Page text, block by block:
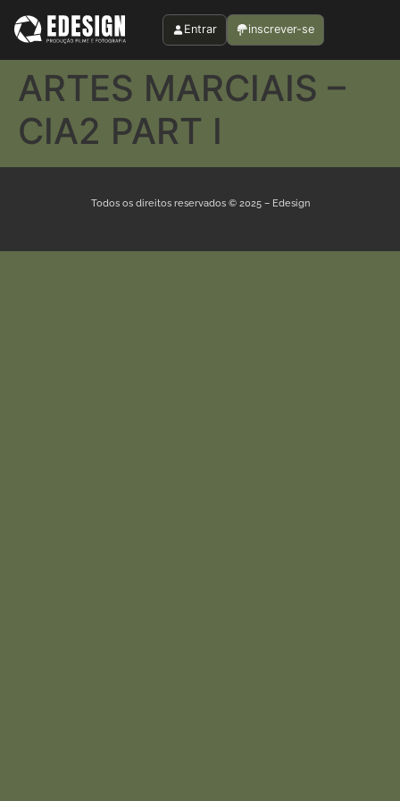
Entrar inscrever-se
ARTES MARCIAIS –
CIA2 PART I
Todos os direitos reservados © 2025 – Edesign